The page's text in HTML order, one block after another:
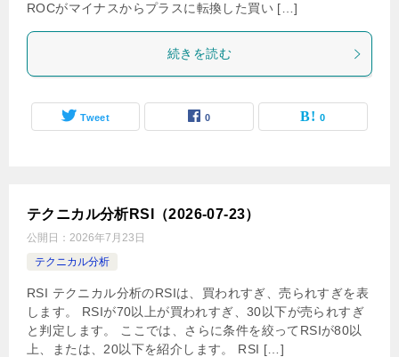
ROCがマイナスからプラスに転換した買い […]
続きを読む
Tweet 0 0
テクニカル分析RSI（2026-07-23）
公開日： 2026年7月23日
テクニカル分析
RSI テクニカル分析のRSIは、買われすぎ、売られすぎを表
します。 RSIが70以上が買われすぎ、30以下が売られすぎ
と判定します。 ここでは、さらに条件を絞ってRSIが80以
上、または、20以下を紹介します。 RSI […]